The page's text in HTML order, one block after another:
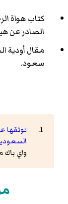
كتاب هواة
الصادر عن
مقال أودية
سعود.
واي